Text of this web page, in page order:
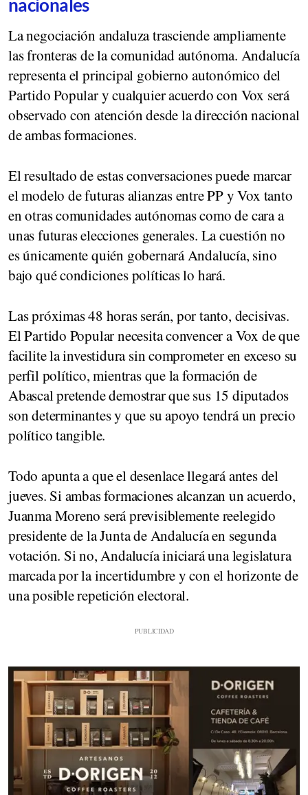
nacionales
La negociación andaluza trasciende ampliamente
las fronteras de la comunidad autónoma. Andalucía
representa el principal gobierno autonómico del
Partido Popular y cualquier acuerdo con Vox será
observado con atención desde la dirección nacional
de ambas formaciones.
El resultado de estas conversaciones puede marcar
el modelo de futuras alianzas entre PP y Vox tanto
en otras comunidades autónomas como de cara a
unas futuras elecciones generales. La cuestión no
es únicamente quién gobernará Andalucía, sino
bajo qué condiciones políticas lo hará.
Las próximas 48 horas serán, por tanto, decisivas.
El Partido Popular necesita convencer a Vox de que
facilite la investidura sin comprometer en exceso su
perfil político, mientras que la formación de
Abascal pretende demostrar que sus 15 diputados
son determinantes y que su apoyo tendrá un precio
político tangible.
Todo apunta a que el desenlace llegará antes del
jueves. Si ambas formaciones alcanzan un acuerdo,
Juanma Moreno será previsiblemente reelegido
presidente de la Junta de Andalucía en segunda
votación. Si no, Andalucía iniciará una legislatura
marcada por la incertidumbre y con el horizonte de
una posible repetición electoral.